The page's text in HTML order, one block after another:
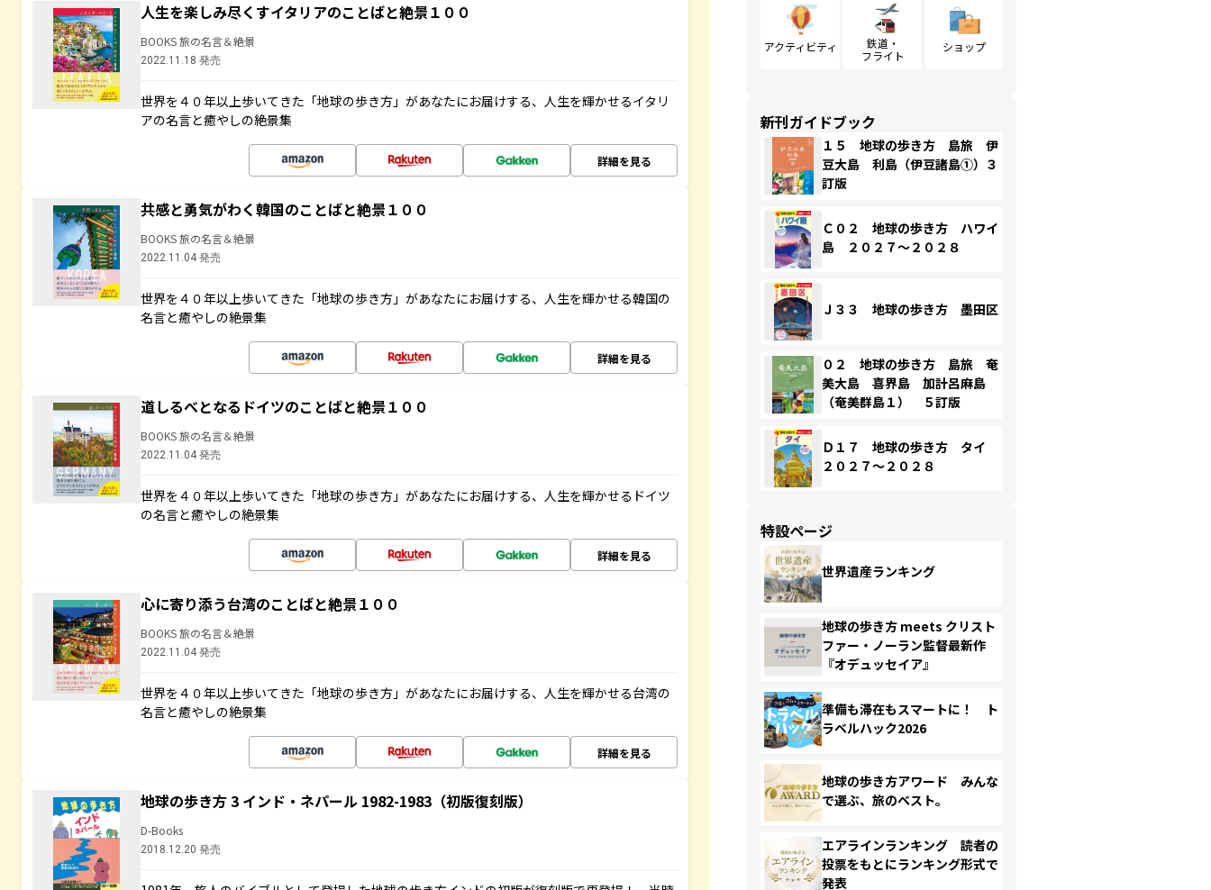
人生を楽しみ尽くすイタリアのことばと絶景１００
BOOKS 旅の名言＆絶景
2022.11.18 発売
世界を４０年以上歩いてきた「地球の歩き方」があなたにお届けする、人生を輝かせるイタリ
アの名言と癒やしの絶景集
詳細を見る
共感と勇気がわく韓国のことばと絶景１００
BOOKS 旅の名言＆絶景
2022.11.04 発売
世界を４０年以上歩いてきた「地球の歩き方」があなたにお届けする、人生を輝かせる韓国の
名言と癒やしの絶景集
詳細を見る
道しるべとなるドイツのことばと絶景１００
BOOKS 旅の名言＆絶景
2022.11.04 発売
世界を４０年以上歩いてきた「地球の歩き方」があなたにお届けする、人生を輝かせるドイツ
の名言と癒やしの絶景集
詳細を見る
心に寄り添う台湾のことばと絶景１００
BOOKS 旅の名言＆絶景
2022.11.04 発売
世界を４０年以上歩いてきた「地球の歩き方」があなたにお届けする、人生を輝かせる台湾の
名言と癒やしの絶景集
詳細を見る
地球の歩き方 3 インド・ネパール 1982-1983（初版復刻版）
D-Books
2018.12.20 発売
アクティビティ
鉄道・
フライト
ショップ
新刊ガイドブック
１５ 地球の歩き方 島旅 伊
豆大島 利島（伊豆諸島①）３
訂版
Ｃ０２ 地球の歩き方 ハワイ
島 ２０２７～２０２８
Ｊ３３ 地球の歩き方 墨田区
０２ 地球の歩き方 島旅 奄
美大島 喜界島 加計呂麻島
（奄美群島１） ５訂版
Ｄ１７ 地球の歩き方 タイ
２０２７～２０２８
特設ページ
世界遺産ランキング
地球の歩き方 meets クリスト
ファー・ノーラン監督最新作
『オデュッセイア』
準備も滞在もスマートに！ ト
ラベルハック2026
地球の歩き方アワード みんな
で選ぶ、旅のベスト。
エアラインランキング 読者の
投票をもとにランキング形式で
発表